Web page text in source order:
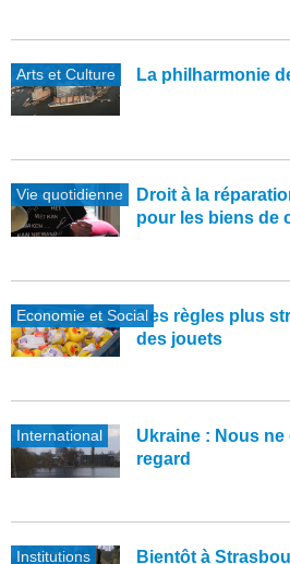
Arts et Culture La philharmonie
Vie quotidienne
Droit à la
pour les biens de
Economie et SocialDes règles plus
des jouets
International
Ukraine : Nous
regard
Institutions Bientôt à